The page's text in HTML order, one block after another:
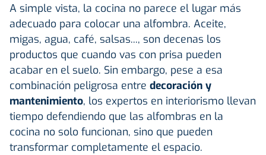
A simple vista, la cocina no parece el lugar más
adecuado para colocar una alfombra. Aceite,
migas, agua, café, salsas..., son decenas los
productos que cuando vas con prisa pueden
acabar en el suelo. Sin embargo, pese a esa
combinación peligrosa entre decoración y
mantenimiento, los expertos en interiorismo llevan
tiempo defendiendo que las alfombras en la
cocina no solo funcionan, sino que pueden
transformar completamente el espacio.